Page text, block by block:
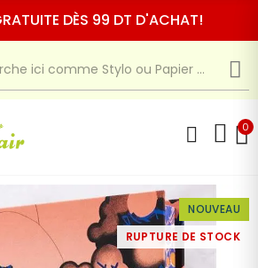
DÈS 99 DT D'ACHAT!
0
NOUVEAU
RUPTURE DE STOCK